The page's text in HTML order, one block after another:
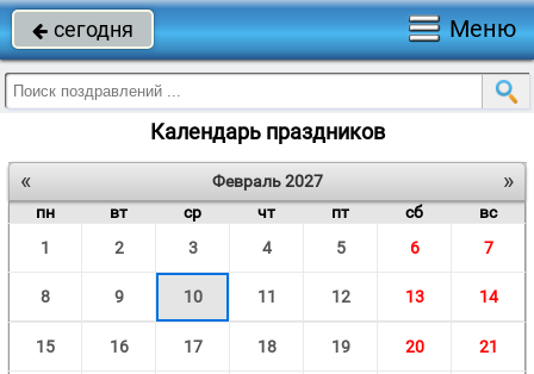
 сегодня Меню
Календарь праздников
« »
Февраль 2027
пн
вт ср чт пт сб
вс
1
2 3 4 5 6 7
8 9 10 11 12 13 14
15 16 17 18 19 20 21